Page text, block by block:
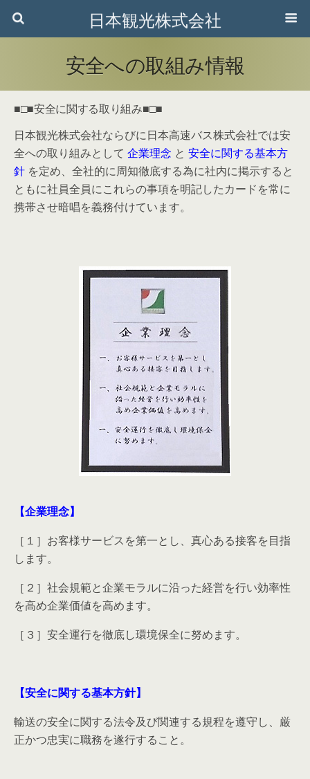
日本観光株式会社
安全への取組み情報
■□■安全に関する取り組み■□■
日本観光株式会社ならびに日本高速バス株式会社では安
全への取り組みとして 企業理念 と 安全に関する基本方
針 を定め、全社的に周知徹底する為に社内に掲示すると
ともに社員全員にこれらの事項を明記したカードを常に
携帯させ暗唱を義務付けています。
【企業理念】
［１］お客様サービスを第一とし、真心ある接客を目指
します。
［２］社会規範と企業モラルに沿った経営を行い効率性
を高め企業価値を高めます。
［３］安全運行を徹底し環境保全に努めます。
【安全に関する基本方針】
輸送の安全に関する法令及び関連する規程を遵守し、厳
正かつ忠実に職務を遂行すること。